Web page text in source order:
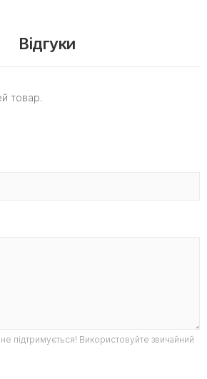
Відгуки
товар.
не підтримується! Використовуйте звичайний